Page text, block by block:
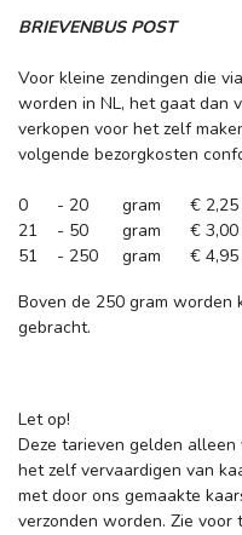
BRIEVENBUS POST
Voor kleine zendingen die
worden in NL, het gaat dan
verkopen voor het zelf
volgende bezorgkosten
0 - 20 gram € 2,25
21 - 50 gram € 3,00
51 - 250 gram € 4,95
Boven de 250 gram worden
gebracht.
Let op!
Deze tarieven gelden
het zelf vervaardigen van
met door ons gemaakte
verzonden worden. Zie voor